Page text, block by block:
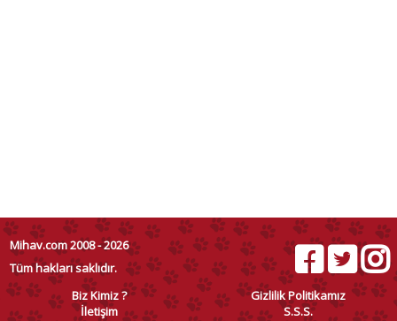
Mihav.com 2008 - 2026
Tüm hakları saklıdır.
Biz Kimiz ?
Gizlilik Politikamız
İletişim
S.S.S.